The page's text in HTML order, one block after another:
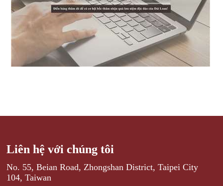
Liên hệ với chúng tôi
No. 55, Beian Road, Zhongshan District, Taipei City
104, Taiwan